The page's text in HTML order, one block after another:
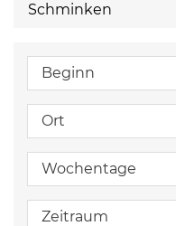
Schminken
Beginn
Ort
Wochentage
Zeitraum